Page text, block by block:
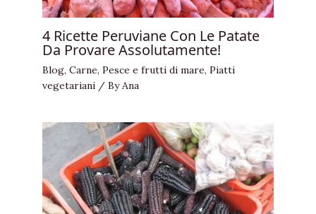
4 Ricette Peruviane Con Le Patate
Da Provare Assolutamente!
Blog, Carne, Pesce e frutti di mare, Piatti
vegetariani / ByAna